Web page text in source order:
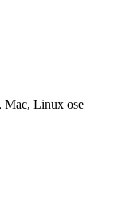
Mac, Linux ose